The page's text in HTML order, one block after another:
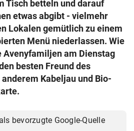
& Co KG 2026
Tisch betteln und darauf
etwas abgibt - vielmehr
Lokalen gemütlich zu einem
Menü niederlassen. Wie
Avenyfamiljen am Dienstag
besten Freund des
Kabeljau und Bio-
bevorzugte Google-Quelle